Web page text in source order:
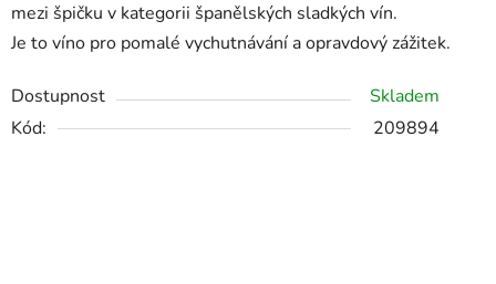
mezi špičku v kategorii španělských sladkých vín.
Je to víno pro pomalé vychutnávání a opravdový zážitek.
Dostupnost
Skladem
Kód:
209894